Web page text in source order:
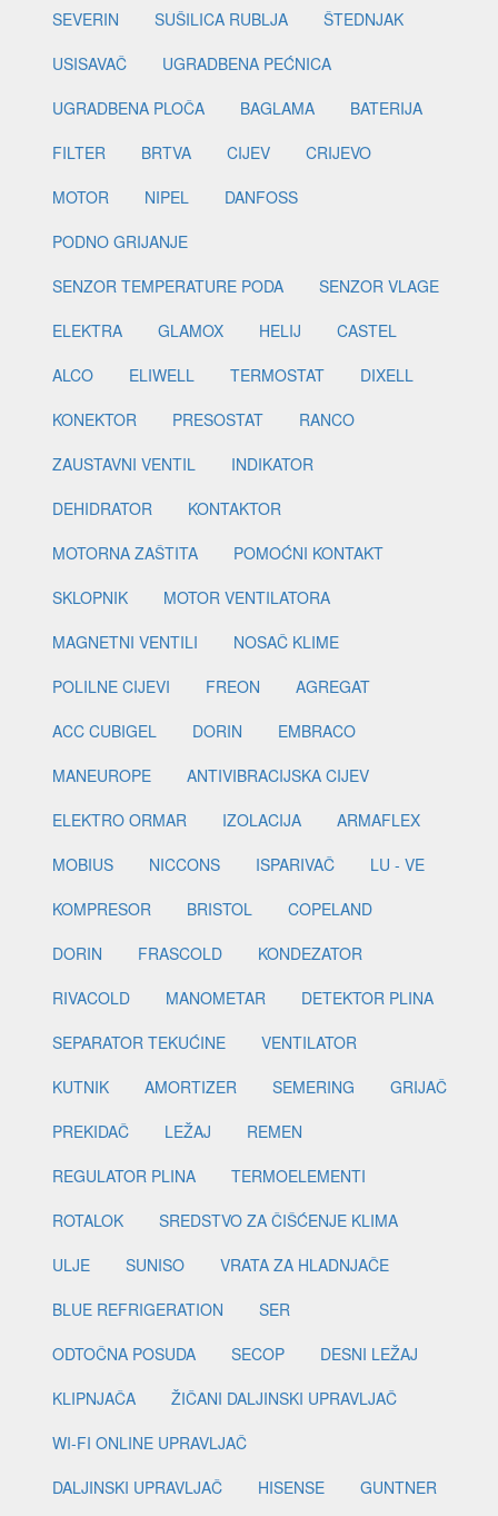
SEVERIN
SUŠILICA RUBLJA
ŠTEDNJAK
USISAVAČ
UGRADBENA PEĆNICA
UGRADBENA PLOČA
BAGLAMA
BATERIJA
FILTER
BRTVA CIJEV
CRIJEVO
MOTOR
NIPEL
DANFOSS
PODNO GRIJANJE
SENZOR TEMPERATURE PODA
SENZOR VLAGE
ELEKTRA
GLAMOX HELIJ
CASTEL
ALCO
ELIWELL TERMOSTAT
DIXELL
KONEKTOR
PRESOSTAT
RANCO
ZAUSTAVNI VENTIL
INDIKATOR
DEHIDRATOR
KONTAKTOR
MOTORNA ZAŠTITA
POMOĆNI KONTAKT
SKLOPNIK
MOTOR VENTILATORA
MAGNETNI VENTILI
NOSAČ KLIME
POLILNE CIJEVI
FREON
AGREGAT
ACC CUBIGEL
DORIN
EMBRACO
MANEUROPE
ANTIVIBRACIJSKA CIJEV
ELEKTRO ORMAR
IZOLACIJA
ARMAFLEX
MOBIUS
NICCONS ISPARIVAČ
LU - VE
KOMPRESOR
BRISTOL
COPELAND
DORIN
FRASCOLD
KONDEZATOR
RIVACOLD
MANOMETAR
DETEKTOR PLINA
SEPARATOR TEKUĆINE
VENTILATOR
KUTNIK
AMORTIZER SEMERING
GRIJAČ
PREKIDAČ
LEŽAJ
REMEN
REGULATOR PLINA
TERMOELEMENTI
ROTALOK
SREDSTVO ZA ČIŠĆENJE KLIMA
ULJE
SUNISO
VRATA ZA HLADNJAČE
BLUE REFRIGERATION
SER
ODTOČNA POSUDA
SECOP
DESNI LEŽAJ
KLIPNJAČA
ŽIČANI DALJINSKI UPRAVLJAČ
WI-FI ONLINE UPRAVLJAČ
DALJINSKI UPRAVLJAČ
HISENSE GUNTNER